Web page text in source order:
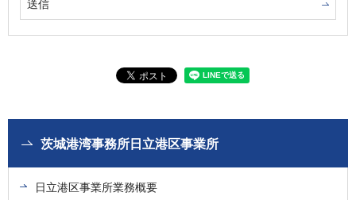
茨城港湾事務所日立港区事業所
日立港区事業所業務概要